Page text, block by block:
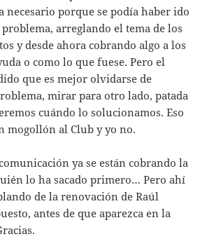
necesario porque se podía haber ido
arreglando el tema de los
y desde ahora cobrando algo a los
o como lo que fuese. Pero el
que es mejor olvidarse de
mirar para otro lado, patada
cuándo lo solucionamos. Eso
mogollón al Club y yo no.
ya se están cobrando la
lo ha sacado primero… Pero ahí
de la renovación de Raúl
antes de que aparezca en la